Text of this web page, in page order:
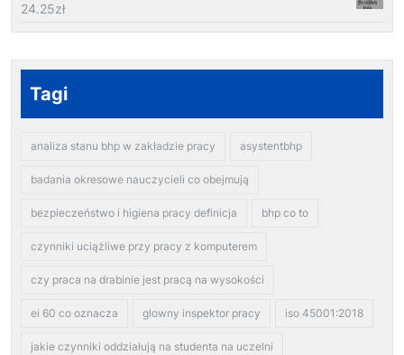
24.25zł
Tagi
analiza stanu bhp w zakładzie pracy asystentbhp
badania okresowe nauczycieli co obejmują
bezpieczeństwo i higiena pracy definicja bhp co to
czynniki uciążliwe przy pracy z komputerem
czy praca na drabinie jest pracą na wysokości
ei 60 co oznacza glowny inspektor pracy iso 45001:2018
jakie czynniki oddziałują na studenta na uczelni